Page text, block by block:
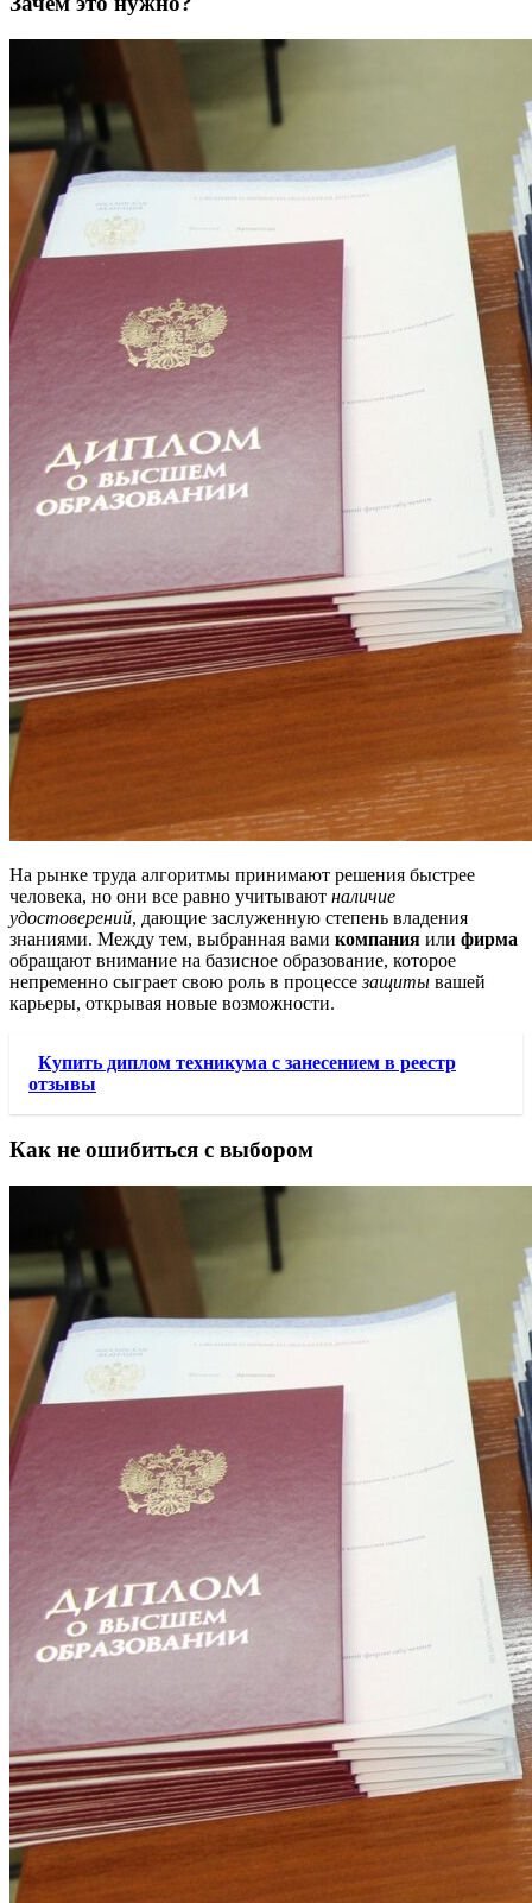
На рынке труда алгоритмы принимают решения быстрее
человека, но они все равно учитывают наличие
удостоверений, дающие заслуженную степень владения
знаниями. Между тем, выбранная вами компания или фирма
обращают внимание на базисное образование, которое
непременно сыграет свою роль в процессезащиты вашей
карьеры, открывая новые возможности.
Купить диплом техникума с занесением в реестр
отзывы
Как не ошибиться с выбором